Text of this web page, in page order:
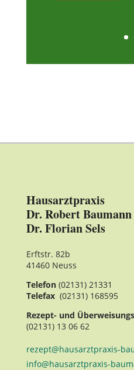
Hausarztpraxis
Dr. Robert Baumann
Dr. Florian Sels
Erftstr. 82b
41460 Neuss
Telefon (02131) 21331
Telefax (02131) 168595
Rezept- und
(02131) 13 06 62
rezept@hausarztpraxis-
info@hausarztpraxis-